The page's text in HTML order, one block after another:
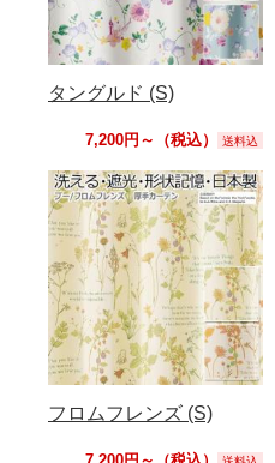
タングルド (S)
7,200円～（税込） 送料込
フロムフレンズ (S)